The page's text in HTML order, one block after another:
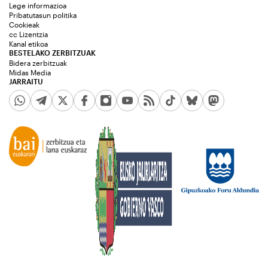
JARRAITU
Lege informazioa
Pribatutasun politika
Cookieak
cc Lizentzia
Kanal etikoa
BESTELAKO ZERBITZUAK
Bidera zerbitzuak
Midas Media